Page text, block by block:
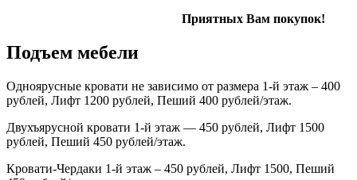
Приятных Вам покупок!
Подъем мебели
Одноярусные кровати не зависимо от размера 1-й этаж – 400
рублей, Лифт 1200 рублей, Пеший 400 рублей/этаж.
Двухъярусной кровати 1-й этаж — 450 рублей, Лифт 1500
рублей, Пеший 450 рублей/этаж.
Кровати-Чердаки 1-й этаж – 450 рублей, Лифт 1500, Пеший